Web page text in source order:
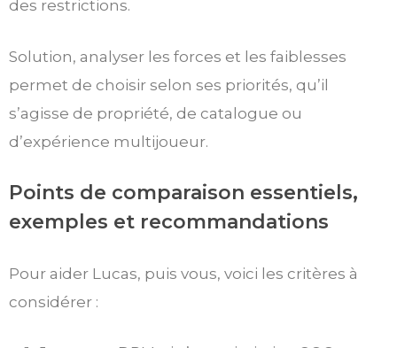
des restrictions.
Solution, analyser les forces et les faiblesses
permet de choisir selon ses priorités, qu’il
s’agisse de propriété, de catalogue ou
d’expérience multijoueur.
Points de comparaison essentiels,
exemples et recommandations
Pour aider Lucas, puis vous, voici les critères à
considérer :